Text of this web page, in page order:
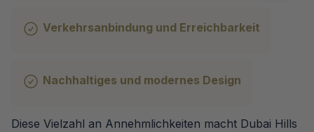
Verkehrsanbindung und Erreichbarkeit
Nachhaltiges und modernes Design
Diese Vielzahl an Annehmlichkeiten macht Dubai Hills